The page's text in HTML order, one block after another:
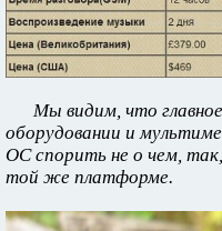
Мы видим, что
оборудовании и
ОС спорить не о чем,
той же платформе.